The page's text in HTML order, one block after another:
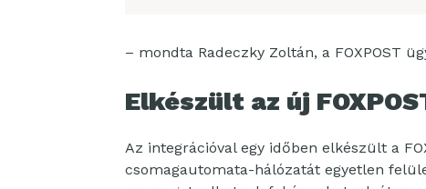
– mondta Radeczky Zoltán, a FOXPOST
Elkészült az új
Az integrációval egy időben elkészült a
csomagautomata-hálózatát egyetlen